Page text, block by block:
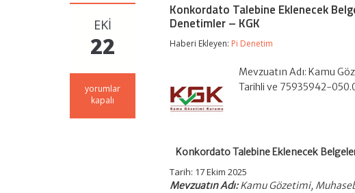
EKI
22
Konkordato
Talebine
yorumlar
kapalı
Konkordato Talebine Eklenecek
Denetimler – KGK
Haberi Ekleyen: Pi Denetim
Mevzuatın Adı: Kamu
Tarihli ve 75935942-
Konkordato Talebine Eklenecek
Tarih: 17 Ekim 2025
Mevzuatın Adı:Kamu Gözetimi,